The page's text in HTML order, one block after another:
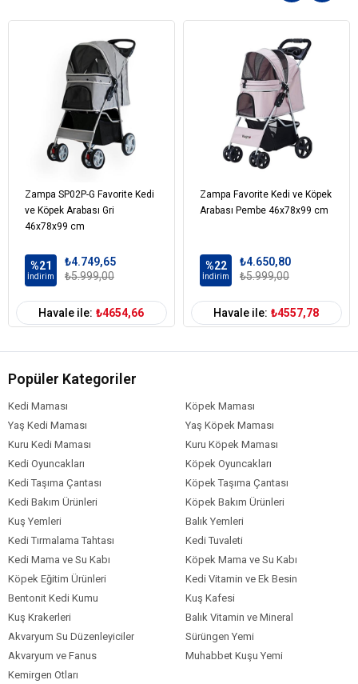
35 cm
50 cm
Yükseklik:30 cm
Taşıma Kapasitesi:15 kg
Zampa Melona Kedi & Köpek Arabası ile her yolculuk daha konforlu
ve güvenli! 🐶🐱✨
Zampa SP02P-G Favorite Kedi
ve Köpek Arabası Gri
46x78x99 cm
%21
İndirim
₺4.749,65
₺5.999,00
Havale ile: ₺4654,66
Zampa Favorite Kedi ve Köpek
Arabası Pembe 46x78x99 cm
%22
İndirim
₺4.650,80
₺5.999,00
Havale ile: ₺4557,78
Popüler Kategoriler
Kedi Maması
Köpek Maması
Yaş Kedi Maması
Yaş Köpek Maması
Kuru Kedi Maması
Kuru Köpek Maması
Kedi Oyuncakları
Köpek Oyuncakları
Kedi Taşıma Çantası
Köpek Taşıma Çantası
Kedi Bakım Ürünleri
Köpek Bakım Ürünleri
Kuş Yemleri
Balık Yemleri
Kedi Tırmalama Tahtası
Kedi Tuvaleti
Kedi Mama ve Su Kabı
Köpek Mama ve Su Kabı
Köpek Eğitim Ürünleri
Kedi Vitamin ve Ek Besin
Bentonit Kedi Kumu
Kuş Kafesi
Kuş Krakerleri
Balık Vitamin ve Mineral
Akvaryum Su Düzenleyiciler
Sürüngen Yemi
Akvaryum ve Fanus
Muhabbet Kuşu Yemi
Kemirgen Otları